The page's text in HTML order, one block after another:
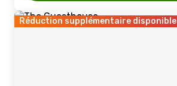
Réduction supplémentaire disponible